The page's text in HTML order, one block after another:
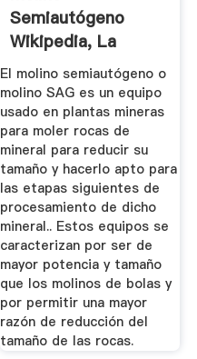
Semiautógeno
Wikipedia, La
Enciclopedia Libre
El molino semiautógeno o
molino SAG es un equipo
usado en plantas mineras
para moler rocas de
mineral para reducir su
tamaño y hacerlo apto para
las etapas siguientes de
procesamiento de dicho
mineral.. Estos equipos se
caracterizan por ser de
mayor potencia y tamaño
que los molinos de bolas y
por permitir una mayor
razón de reducción del
tamaño de las rocas.